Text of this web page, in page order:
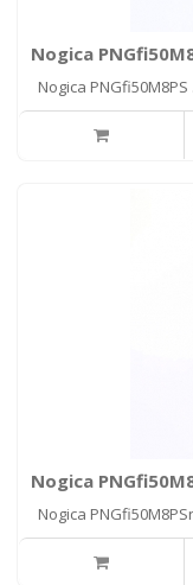
Nogica
Nogica PNGfi50M8PS
Nogica
Nogica